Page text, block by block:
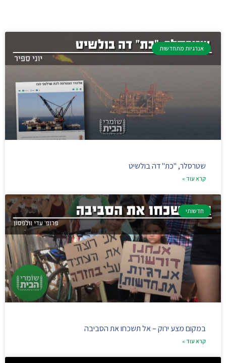
אנרגיות מתחדשות
שטרסלר, "כת" דה בולשיט
קרא עוד »
חדשותי
במקום מצע ירוק – אל תשכחו את הסביבה
קרא עוד »